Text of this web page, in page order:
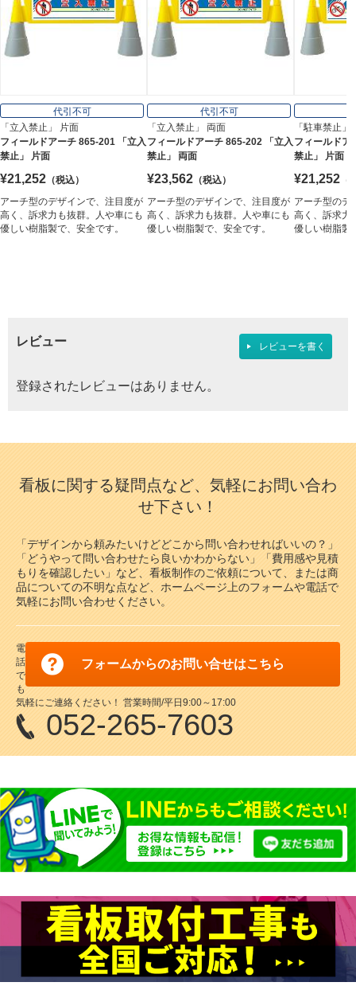
代引不可
「立入禁止」 片面
フィールドアーチ 865-201 「立入
禁止」 片面
¥21,252 （税込）
アーチ型のデザインで、注目度が
高く、訴求力も抜群。人や車にも
優しい樹脂製で、安全です。
代引不可
「立入禁止」 両面
フィールドアーチ 865-202 「立入
禁止」 両面
¥23,562 （税込）
アーチ型のデザインで、注目度が
高く、訴求力も抜群。人や車にも
優しい樹脂製で、安全です。
「駐車禁止」
フィールドア
禁止」 片面
¥21,252 （
アーチ型のデ
高く、訴求力
優しい樹脂製
レビュー レビューを書く
登録されたレビューはありません。
看板に関する疑問点など、気軽にお問い合わ
せ下さい！
「デザインから頼みたいけどどこから問い合わせればいいの？」
「どうやって問い合わせたら良いかわからない」「費用感や見積
もりを確認したい」など、看板制作のご依頼について、または商
品についての不明な点など、ホームページ上のフォームや電話で
気軽にお問い合わせください。
フォームからのお問い合せはこちら
電
話
で
も
気軽にご連絡ください！ 営業時間/平日9:00～17:00
052-265-7603